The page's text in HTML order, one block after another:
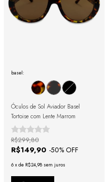
basel:
Óculos de Sol Aviador Basel
Tortoise com Lente Marrom
R$149,90 -50% OFF
R$299,80
6 x de R$24,98 sem juros